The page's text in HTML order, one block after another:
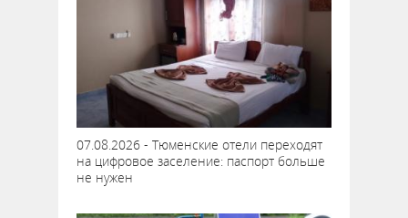
07.08.2026 - Тюменские отели переходят
на цифровое заселение: паспорт больше
не нужен